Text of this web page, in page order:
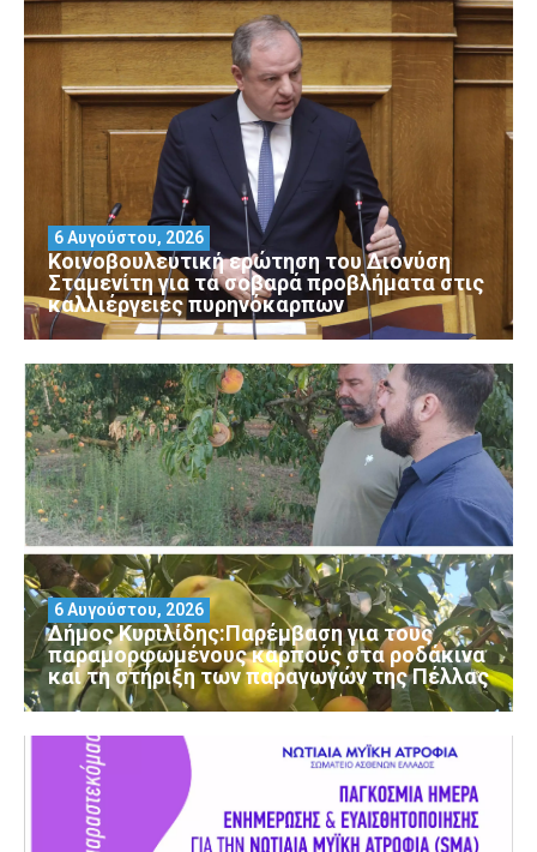
Κοινοβουλευτική ερώτηση του Διονύση
Σταμενίτη για τα σοβαρά προβλήματα στις
καλλιέργειες πυρηνόκαρπων
6 Αυγούστου, 2026
Δήμος Κυριλίδης:Παρέμβαση για τους
παραμορφωμένους καρπούς στα ροδάκινα
και τη στήριξη των παραγωγών της Πέλλας
6 Αυγούστου, 2026